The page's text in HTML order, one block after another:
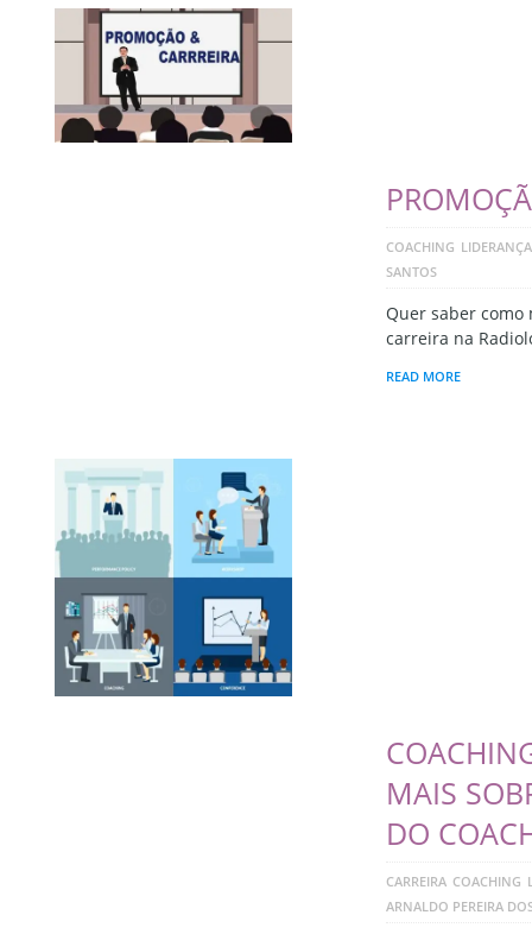
COACHING LIDERANÇA
SANTOS
Quer saber como
carreira na
READ MORE
MAIS
DO
CARREIRA COACHING
ARNALDO PEREIRA